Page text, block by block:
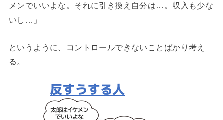
メンでいいよな。それに引き換え自分は…。収入も少な
いし…」
というように、コントロールできないことばかり考え
る。